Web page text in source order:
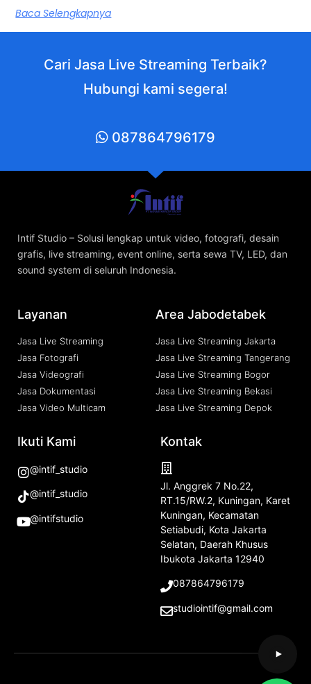
Baca Selengkapnya
Cari Jasa Live Streaming Terbaik?
Hubungi kami segera!
087864796179
Intif Studio – Solusi lengkap untuk video, fotografi, desain
grafis, live streaming, event online, serta sewa TV, LED, dan
sound system di seluruh Indonesia.
Layanan
Jasa Live Streaming
Jasa Fotografi
Jasa Videografi
Jasa Dokumentasi
Jasa Video Multicam
Area Jabodetabek
Jasa Live Streaming Jakarta
Jasa Live Streaming Tangerang
Jasa Live Streaming Bogor
Jasa Live Streaming Bekasi
Jasa Live Streaming Depok
Ikuti Kami
@intif_studio
@intif_studio
@intifstudio
Kontak
Jl. Anggrek 7 No.22,
RT.15/RW.2, Kuningan, Karet
Kuningan, Kecamatan
Setiabudi, Kota Jakarta
Selatan, Daerah Khusus
Ibukota Jakarta 12940
087864796179
studiointif@gmail.com